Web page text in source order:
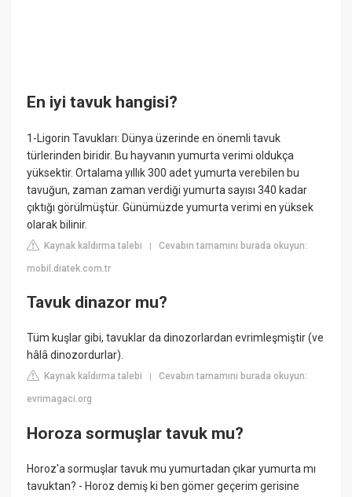
En iyi tavuk hangisi?
1-Ligorin Tavukları: Dünya üzerinde en önemli tavuk
türlerinden biridir. Bu hayvanın yumurta verimi oldukça
yüksektir. Ortalama yıllık 300 adet yumurta verebilen bu
tavuğun, zaman zaman verdiği yumurta sayısı 340 kadar
çıktığı görülmüştür. Günümüzde yumurta verimi en yüksek
olarak bilinir.
Kaynak kaldırma talebi |Cevabın tamamını burada okuyun:
mobil.diatek.com.tr
Tavuk dinazor mu?
Tüm kuşlar gibi, tavuklar da dinozorlardan evrimleşmiştir (ve
hâlâ dinozordurlar).
Kaynak kaldırma talebi |Cevabın tamamını burada okuyun:
evrimagaci.org
Horoza sormuşlar tavuk mu?
Horoz'a sormuşlar tavuk mu yumurtadan çıkar yumurta mı
tavuktan? - Horoz demiş ki ben gömer geçerim gerisine